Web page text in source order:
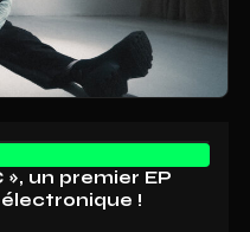
», un premier EP
!